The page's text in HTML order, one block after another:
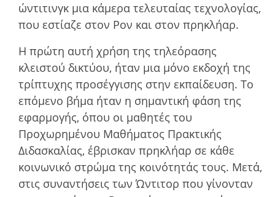
ώντιτινγκ µια κάµερα τελευταίας τεχνολογίας,
που εστίαζε στον Ρον και στον πρηκλήαρ.
Η πρώτη αυτή χρήση της τηλεόρασης
κλειστού δικτύου, ήταν µια µόνο εκδοχή της
τρίπτυχης προσέγγισης στην εκπαίδευση. Το
επόµενο βήµα ήταν η σηµαντική φάση της
εφαρµογής, όπου οι µαθητές του
Προχωρηµένου Μαθήµατος Πρακτικής
Διδασκαλίας, έβρισκαν πρηκλήαρ σε κάθε
κοινωνικό στρώµα της κοινότητάς τους. Μετά,
στις συναντήσεις των Ώντιτορ που γίνονταν